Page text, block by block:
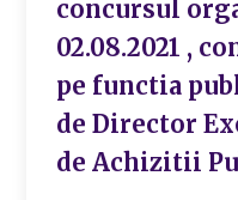
concursul
02.08.2021 ,
pe functia
de Director
de Achizitii